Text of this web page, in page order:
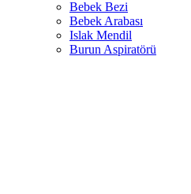
Bebek Bezi
Bebek Arabası
Islak Mendil
Burun Aspiratörü